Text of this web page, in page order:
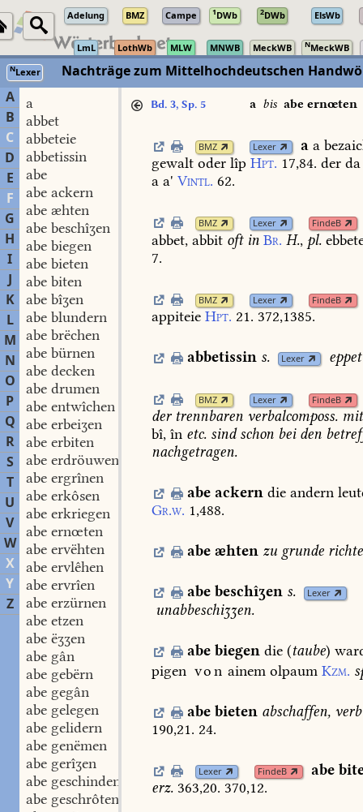
Adelung BMZ Campe 1DWb 2DWb ElsWb
LmL LothWb MLW MNWB MeckWB NMeckWB
NLexer
Nachträge zum Mittelhochdeutschen
A
B
C
D
E
F
G
H
I
J
K
L
M
N
O
P
Q
R
S
T
U
V
W
X
Y
Z
a
abbet
abbeteie
abbetissin
abe
abe ackern
abe æhten
abe beschîʒen
abe biegen
abe bieten
abe biten
abe bîʒen
abe blundern
abe brëchen
abe bürnen
abe decken
abe drumen
abe entwîchen
abe erbeiʒen
abe erbiten
abe erdröuwen
abe ergrînen
abe erkôsen
abe erkriegen
abe ernœten
abe ervëhten
abe ervlêhen
abe ervrîen
abe erzürnen
abe etzen
abe ëʒʒen
abe gân
abe gebërn
abe gegân
abe gelegen
abe gelidern
abe genëmen
abe gerîʒen
abe geschinden
abe geschrôten
Bd. 3, Sp. 5 abis abe ernœten
BMZ Lexer a a
gewalt oder lîp Hpt. 17,84. der da
a a' Vintl. 62.
BMZ Lexer FindeB
abbet, abbit oftin Br. H., pl.
7.
BMZ Lexer FindeB
appiteie Hpt. 21. 372,1385.
abbetissin s. Lexer
BMZ Lexer FindeB
dertrennbaren verbalcomposs. mit
bî, în etc. sindschon beiden
nachgetragen.
abeackern dieandern
Gr.w. 1,488.
abeæhten zugrunde
abebeschîʒen s. Lexer
unabbeschiʒʒen.
abebiegen die(taube)
pigen von ainemolpaum Kzm.
abebieten abschaffen,
190,21. 24.
Lexer FindeB abe
erz. 363,20. 370,12.